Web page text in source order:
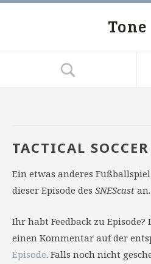
Tone
TACTICAL SOCCER
Ein etwas anderes
dieser Episode des SNEScast an.
Ihr habt Feedback zu
einen Kommentar auf der
Episode. Falls noch nicht